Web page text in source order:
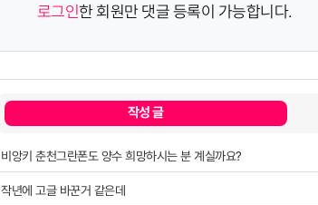
로그인한 회원만 댓글 등록이 가능합니다.
작성 글
비앙키 춘천그란폰도 양수 희망하시는 분 계실까요?
작년에 고글 바꾼거 같은데